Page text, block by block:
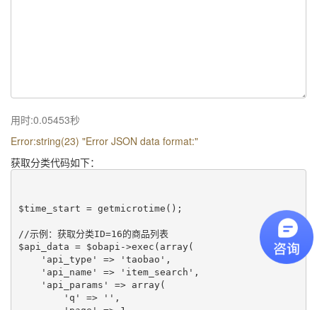
用时:0.05453秒
Error:string(23) "Error JSON data format:"
获取分类代码如下：
$time_start = getmicrotime();
//示例：获取分类ID=16的商品列表
$api_data = $obapi->exec(array(